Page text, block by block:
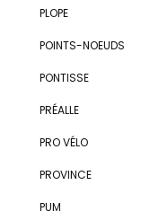
PLOPE
POINTS-NOEUDS
PONTISSE
PRÉALLE
PRO VÉLO
PROVINCE
PUM